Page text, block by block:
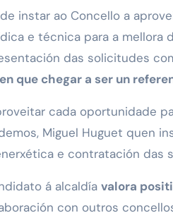
e técnica para a
das solicitudes
que chegar a ser un
cada oportunidade
Miguel Huguet quen
e contratación das
á alcaldía valora
con outros